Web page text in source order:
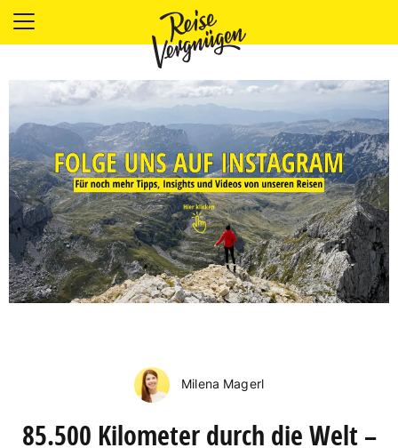
LÄNDER
UNTERKÜNFTE
FOOD
PLANUNG
OUTDOOR
Milena Magerl
85.500 Kilometer durch die Welt –